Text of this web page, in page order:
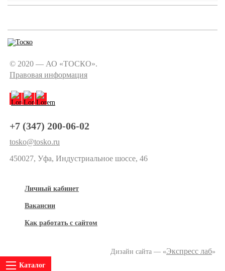
© 2020 — АО «ТОСКО».
Правовая информация
+7 (347) 200-06-02
tosko@tosko.ru
450027, Уфа, Индустриальное шоссе, 46
Личный кабинет
Вакансии
Как работать с сайтом
Дизайн сайта — «Экспресс лаб»
Каталог